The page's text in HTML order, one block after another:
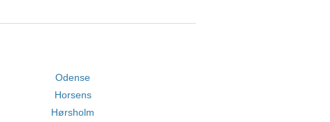
Odense
Horsens
Hørsholm